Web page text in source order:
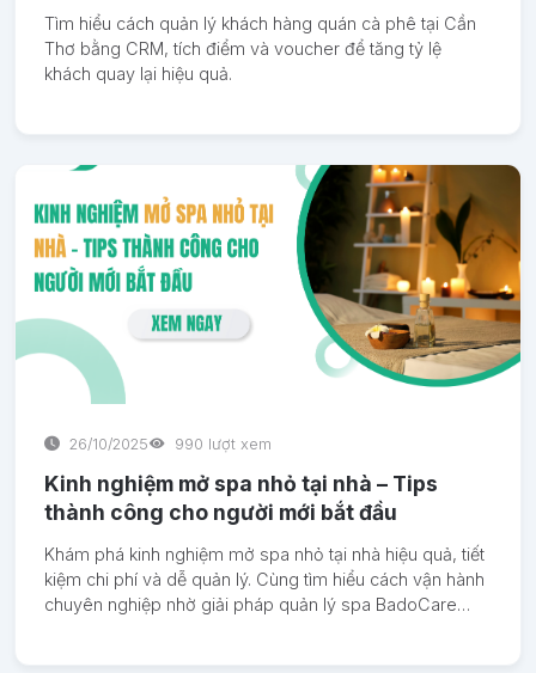
Tìm hiểu cách quản lý khách hàng quán cà phê tại Cần
Thơ bằng CRM, tích điểm và voucher để tăng tỷ lệ
khách quay lại hiệu quả.
26/10/2025 990 lượt xem
Kinh nghiệm mở spa nhỏ tại nhà – Tips
thành công cho người mới bắt đầu
Khám phá kinh nghiệm mở spa nhỏ tại nhà hiệu quả, tiết
kiệm chi phí và dễ quản lý. Cùng tìm hiểu cách vận hành
chuyên nghiệp nhờ giải pháp quản lý spa BadoCare